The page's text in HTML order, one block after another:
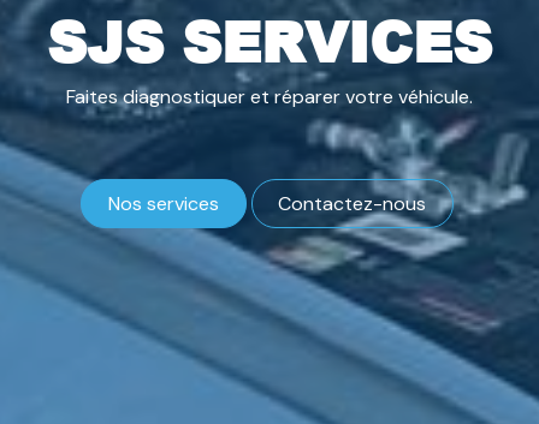
SJS SERVICES​
Faitesdiagnostiqueret réparer votre véhicule.
Nos services ​Contactez-nous​​​​​​ ​​